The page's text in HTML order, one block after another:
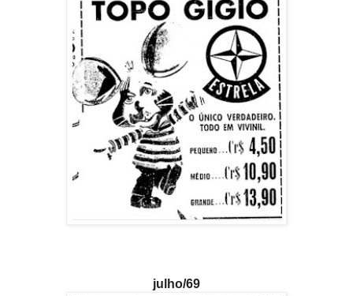
julho/69